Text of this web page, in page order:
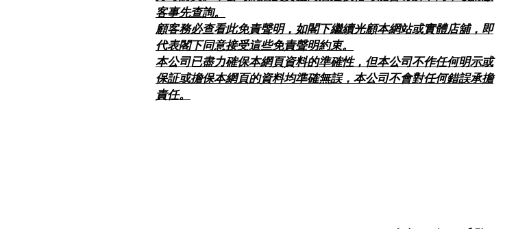
客事先查詢。
顧客務必查看此免責聲明，如閣下繼續光顧本網站或實體店舖，即
代表閣下同意接受這些免責聲明約束。
本公司已盡力確保本網頁資料的準確性，但本公司不作任何明示或
保証或擔保本網頁的資料均準確無誤，本公司不會對任何錯誤承擔
責任。